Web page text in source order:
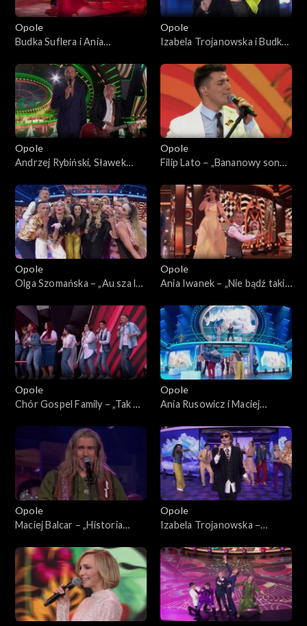
Opole
Budka Suflera i Ania
KFPP: Koncert „Zróbmy
więc prywatkę”
Opole
Izabela Trojanowska i Budka
ile kłamstw”. 62. KFPP:
Koncert „Zróbmy więc
prywatkę”
Opole
Andrzej Rybiński, Sławek
– „Czas relaksu”. 62. KFPP:
Koncert „Zróbmy więc
prywatkę”
Opole
Filip Lato – „Bananowy song”.
więc prywatkę”
Opole
Olga Szomańska – „Au sza la
„Zróbmy więc prywatkę”
Opole
Ania Iwanek – „Nie bądź taki
Koncert „Zróbmy więc
prywatkę”
Opole
Chór Gospel Family – „Tak mi
Koncert „Zróbmy więc
prywatkę”
Opole
Ania Rusowicz i Maciej
mi mówi, że mnie ktoś
pokochał”. 62. KFPP:
Koncert „Zróbmy więc
prywatkę”
Opole
Maciej Balcar – „Historia
Koncert „Zróbmy więc
prywatkę”
Opole
Izabela Trojanowska –
62. KFPP: Koncert „Zróbmy
więc prywatkę”